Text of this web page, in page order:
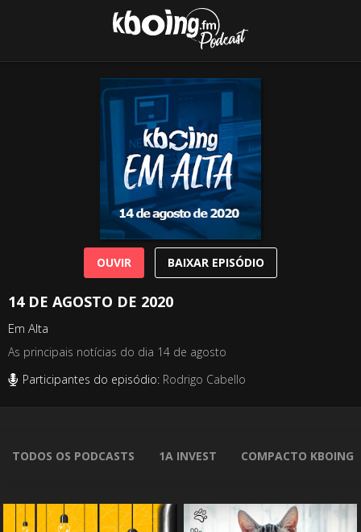
14 DE AGOSTO DE 2020
Em Alta
As principais notícias do dia 14 de agosto
Participantes do episódio: Rodrigo Cabello
OUVIR BAIXAR EPISÓDIO
TODOS OS PODCASTS 1A INVEST COMPACTO KBOING